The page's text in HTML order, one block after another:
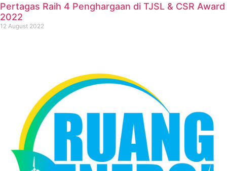
Pertagas Raih 4 Penghargaan di TJSL & CSR Award
2022
12 August 2022